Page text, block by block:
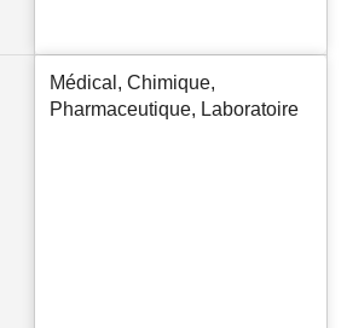
Médical, Chimique,
Pharmaceutique, Laboratoire